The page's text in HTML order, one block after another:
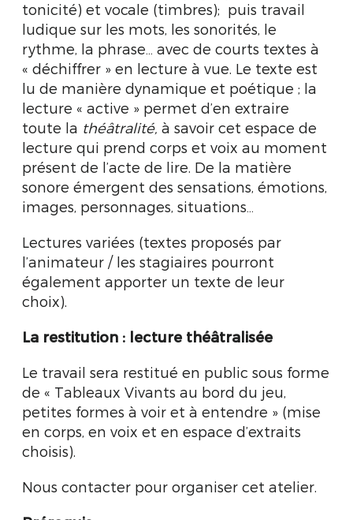
tonicité) et vocale (timbres); puis travail
ludique sur les mots, les sonorités, le
rythme, la phrase… avec de courts textes à
« déchiffrer » en lecture à vue. Le texte est
lu de manière dynamique et poétique ; la
lecture « active » permet d’en extraire
toute la théâtralité, à savoir cet espace de
lecture qui prend corps et voix au moment
présent de l’acte de lire. De la matière
sonore émergent des sensations, émotions,
images, personnages, situations…
Lectures variées (textes proposés par
l’animateur / les stagiaires pourront
également apporter un texte de leur
choix).
La restitution : lecture théâtralisée
Le travail sera restitué en public sous forme
de « Tableaux Vivants au bord du jeu,
petites formes à voir et à entendre » (mise
en corps, en voix et en espace d’extraits
choisis).
Nous contacter pour organiser cet atelier.